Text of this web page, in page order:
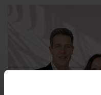
(avec jacuzzi intégré +
m2, un jacuzzi extérieur
romantique en bois de
accessible par un bel
nous avons 3 grandes